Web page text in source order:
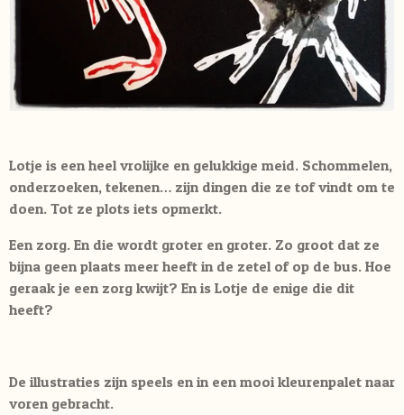
Lotje is een heel vrolijke en gelukkige meid. Schommelen,
onderzoeken, tekenen… zijn dingen die ze tof vindt om te
doen. Tot ze plots iets opmerkt.
Een zorg. En die wordt groter en groter. Zo groot dat ze
bijna geen plaats meer heeft in de zetel of op de bus. Hoe
geraak je een zorg kwijt? En is Lotje de enige die dit
heeft?
De illustraties zijn speels en in een mooi kleurenpalet naar
voren gebracht.